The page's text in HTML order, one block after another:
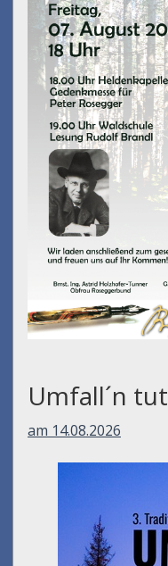
Umfall´n tut
am 14.08.2026